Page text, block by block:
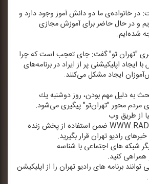
در خانواده‌ی ما دو دانش آموز وجود دارد و
و در حال حاضر برای آموزش مجازی
شده‌ایم.
"تهران تو" گفت: جای تعجب است كه چرا
ایجاد اپلیكیشنی پر از ایراد در برنامه‌های
ایجاد مشكل می‌كنند.
به دلیل مهم بودن، روز دوشنبه یك
مردم محور "تهران‌تو" پیگیری می‌شود.
از طریق وب
سایتWWW.RADIOTEHRAN.IR ضمن استفاده از پخش زنده
رادیو تهران قرار بگیرید.
شبكه های اجتماعی با شناسه
برنامه های رادیو تهران را از اپلیكیشن